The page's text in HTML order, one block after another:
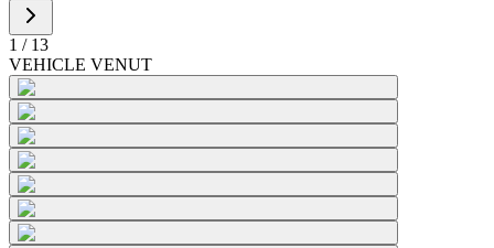
1 / 13
VEHICLE VENUT